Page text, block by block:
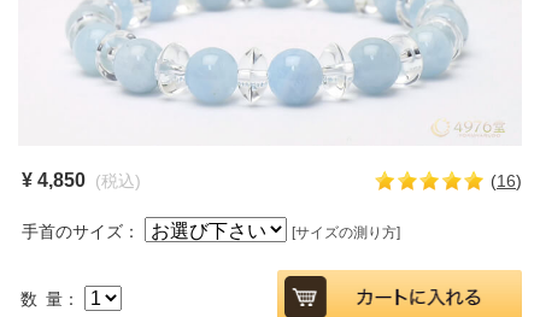
¥ 4,850 (税込)
手首のサイズ： [サイズの測り方]
数 量：
(16)